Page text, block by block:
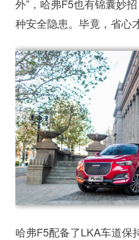
外”，哈弗F5也有锦囊妙
种安全隐患。毕竟，省心
哈弗F5配备了LKA车道保